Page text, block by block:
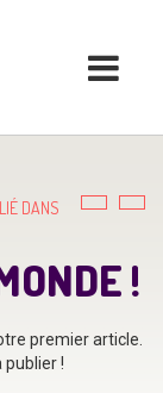
DANS
!
premier article.
!